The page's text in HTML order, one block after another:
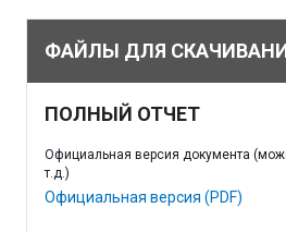
ФАЙЛЫ ДЛЯ
ПОЛНЫЙ ОТЧЕТ
Официальная версия документа
т.д.)
Официальная версия (PDF)